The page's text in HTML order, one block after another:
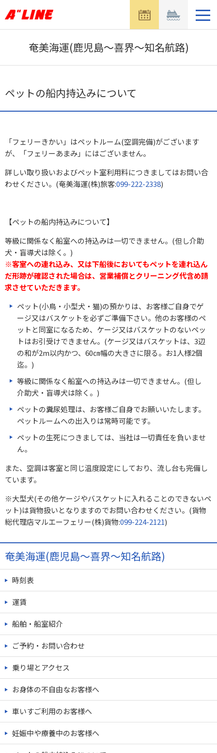
ュ
開
奄美海運(鹿児島～喜界～知名航路)
ペットの船内持込みについて
「フェリーきかい」はペットルーム(空調完備)がございます
が、「フェリーあまみ」にはございません。
詳しい取り扱いおよびペット室利用料につきましてはお問い合
わせください。(奄美海運(株)旅客:099-222-2338)
【ペットの船内持込みについて】
等級に関係なく船室への持込みは一切できません。(但し介助
犬・盲導犬は除く。)
※客室への連れ込み、又は下船後においてもペットを連れ込ん
だ形跡が確認された場合は、営業補償とクリーニング代含め請
求させていただきます。
ペット(小鳥・小型犬・猫)の預かりは、お客様ご自身でゲ
ージ又はバスケットを必ずご準備下さい。他のお客様のペ
ットと同室になるため、ケージ又はバスケットのないペッ
トはお引受けできません。(ケージ又はバスケットは、3辺
の和が2m以内かつ、60㎝幅の大きさに限る。お1人様2個
迄。)
等級に関係なく船室への持込みは一切できません。(但し
介助犬・盲導犬は除く。)
ペットの糞尿処理は、お客様ご自身でお願いいたします。
ペットルームへの出入りは常時可能です。
ペットの生死につきましては、当社は一切責任を負いませ
ん。
また、空調は客室と同じ温度設定にしており、流し台も完備し
ています。
※大型犬(その他ケージやバスケットに入れることのできないペ
ット)は貨物扱いとなりますのでお問い合わせください。(貨物
総代理店マルエーフェリー(株)貨物:099-224-2121)
奄美海運(鹿児島～喜界～知名航路)
時刻表
運賃
船舶・船室紹介
ご予約・お問い合わせ
乗り場とアクセス
お身体の不自由なお客様へ
車いすご利用のお客様へ
妊娠中や療養中のお客様へ